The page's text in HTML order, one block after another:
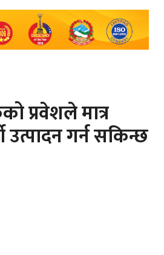
प्रवेशले मात्र
उत्पादन गर्न सकिन्छ